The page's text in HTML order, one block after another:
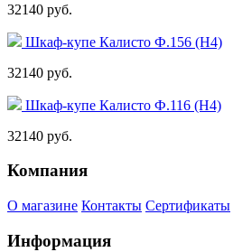
32140 руб.
Шкаф-купе Калисто Ф.156 (Н4)
32140 руб.
Шкаф-купе Калисто Ф.116 (Н4)
32140 руб.
Компания
О магазине Контакты Сертификаты
Информация